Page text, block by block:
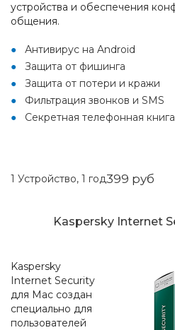
устройства и обеспечения
общения.
Антивирус на Android
Защита от фишинга
Защита от потери и кражи
Фильтрация звонков и SMS
Секретная телефонная книга
1 Устройство, 1 год399 руб
Kaspersky Internet
Kaspersky
Internet Security
для Mac создан
специально для
пользователей